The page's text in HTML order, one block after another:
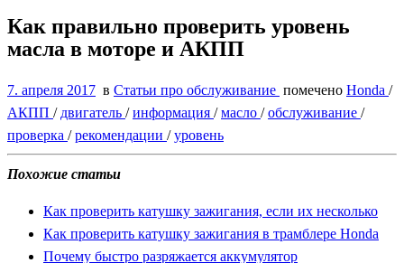
Как правильно проверить уровень
масла в моторе и АКПП
7. апреля 2017 в Статьи про обслуживание помечено Honda /
АКПП / двигатель /информация /масло /обслуживание /
проверка /рекомендации /уровень
Похожие статьи
Как проверить катушку зажигания, если их несколько
Как проверить катушку зажигания в трамблере Honda
Почему быстро разряжается аккумулятор